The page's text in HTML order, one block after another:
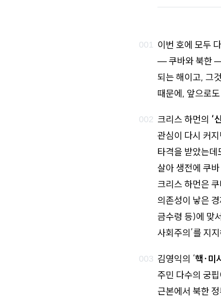
이번 호에 모두
— 쿠바와 북한 —
되는 해이고, 그
때문에, 앞으로
크리스 하먼의 ‘
관심이 다시 커
타격을 받았는데
살아 생전에 쿠
크리스 하먼은
의존성이 낳은
금수령 등)에 맞
사회주의’를 지
김영익의 ‘핵·미
주민 다수의 궁
근본에서 북한